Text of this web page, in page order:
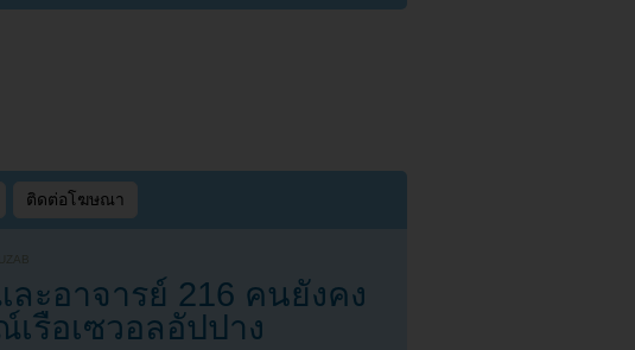
ติดต่อโฆษณา
ะอาจารย์ 216 คนยังคง
รือเซวอลอัปปาง